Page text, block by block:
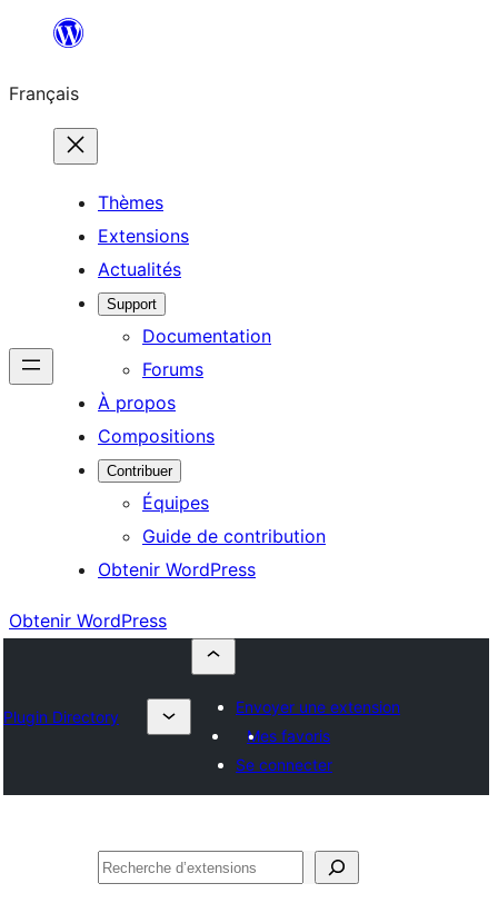
contenu
Français
Thèmes
Extensions
Actualités
Support
Documentation
Forums
À propos
Compositions
Contribuer
Équipes
Guide de contribution
Obtenir WordPress
Obtenir WordPress
Plugin Directory
Envoyer une extension
Mes favoris
Se connecter
Rechercher